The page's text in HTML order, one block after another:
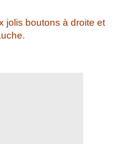
jolis boutons à droite et